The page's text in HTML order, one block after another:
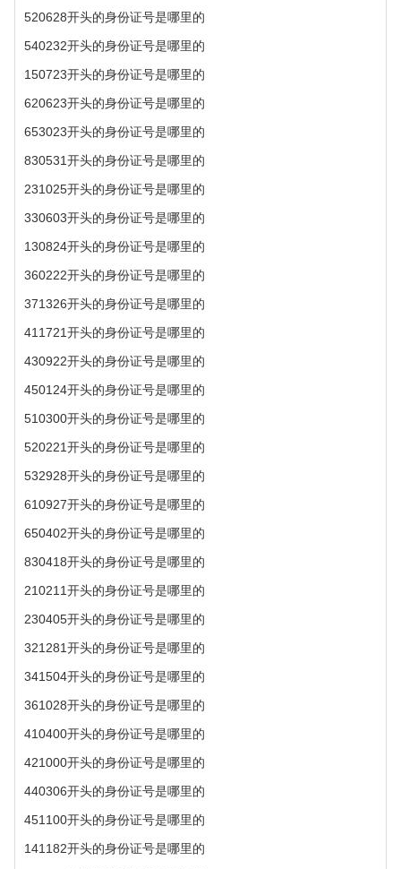
520628开头的身份证号是哪里的
540232开头的身份证号是哪里的
150723开头的身份证号是哪里的
620623开头的身份证号是哪里的
653023开头的身份证号是哪里的
830531开头的身份证号是哪里的
231025开头的身份证号是哪里的
330603开头的身份证号是哪里的
130824开头的身份证号是哪里的
360222开头的身份证号是哪里的
371326开头的身份证号是哪里的
411721开头的身份证号是哪里的
430922开头的身份证号是哪里的
450124开头的身份证号是哪里的
510300开头的身份证号是哪里的
520221开头的身份证号是哪里的
532928开头的身份证号是哪里的
610927开头的身份证号是哪里的
650402开头的身份证号是哪里的
830418开头的身份证号是哪里的
210211开头的身份证号是哪里的
230405开头的身份证号是哪里的
321281开头的身份证号是哪里的
341504开头的身份证号是哪里的
361028开头的身份证号是哪里的
410400开头的身份证号是哪里的
421000开头的身份证号是哪里的
440306开头的身份证号是哪里的
451100开头的身份证号是哪里的
141182开头的身份证号是哪里的